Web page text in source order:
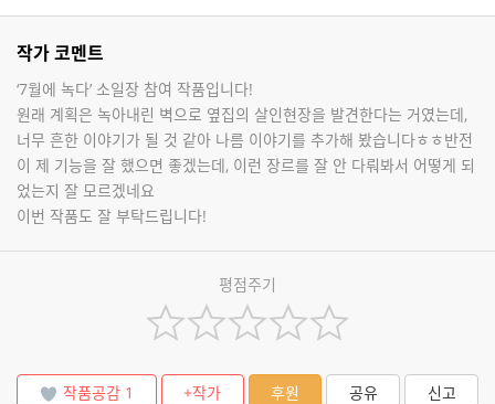
작가 코멘트
‘7월에 녹다’ 소일장 참여 작품입니다!
원래 계획은 녹아내린 벽으로 옆집의 살인현장을 발견한다는 거였는데,
너무 흔한 이야기가 될 것 같아 나름 이야기를 추가해 봤습니다ㅎㅎ반전
이 제 기능을 잘 했으면 좋겠는데, 이런 장르를 잘 안 다뤄봐서 어떻게 되
었는지 잘 모르겠네요
이번 작품도 잘 부탁드립니다!
평점주기
작품공감 1 +작가 후원 공유 신고